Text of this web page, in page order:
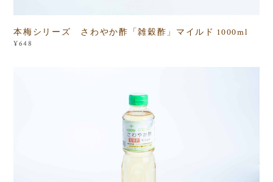
本梅シリーズ さわやか酢「雑穀酢」マイルド 1000ml
¥648